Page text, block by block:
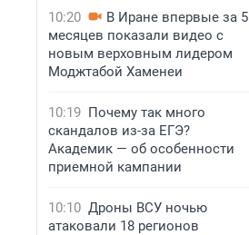
10:20
В Иране впервые за 5
месяцев показали видео с
новым верховным лидером
Моджтабой Хаменеи
10:19 Почему так много
скандалов из-за ЕГЭ?
Академик — об особенности
приемной кампании
10:10 Дроны ВСУ ночью
атаковали 18 регионов